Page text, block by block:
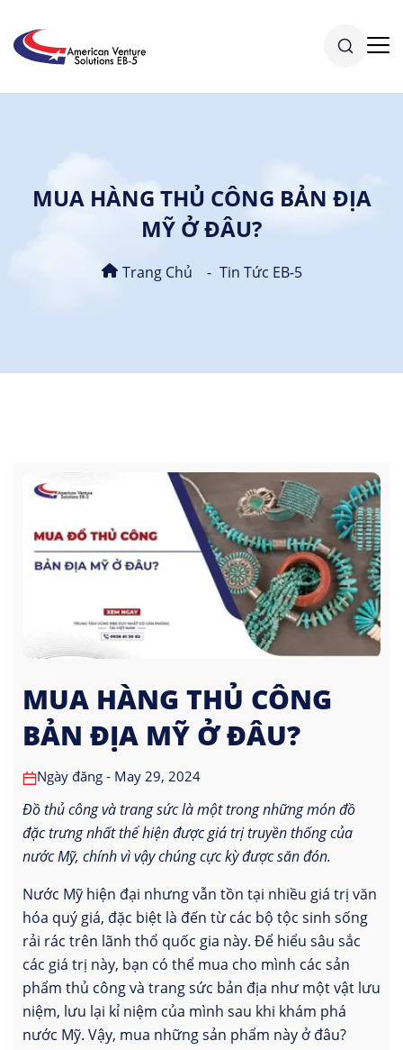
MUA HÀNG THỦ CÔNG BẢN ĐỊA
MỸ Ở ĐÂU?
Trang Chủ Tin Tức EB-5
MUA HÀNG THỦ CÔNG
BẢN ĐỊA MỸ Ở ĐÂU?
Ngày đăng - May 29, 2024
Đồ thủ công và trang sức là một trong những món đồ
đặc trưng nhất thể hiện được giá trị truyền thống của
nước Mỹ, chính vì vậy chúng cực kỳ được săn đón.
Nước Mỹ hiện đại nhưng vẫn tồn tại nhiều giá trị văn
hóa quý giá, đặc biệt là đến từ các bộ tộc sinh sống
rải rác trên lãnh thổ quốc gia này. Để hiểu sâu sắc
các giá trị này, bạn có thể mua cho mình các sản
phẩm thủ công và trang sức bản địa như một vật lưu
niệm, lưu lại kỉ niệm của mình sau khi khám phá
nước Mỹ. Vậy, mua những sản phẩm này ở đâu?